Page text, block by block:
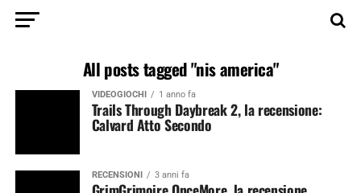
All posts tagged "nis america"
VIDEOGIOCHI 1 anno fa
Trails Through Daybreak 2, la recensione:
Calvard Atto Secondo
RECENSIONI 3 anni fa